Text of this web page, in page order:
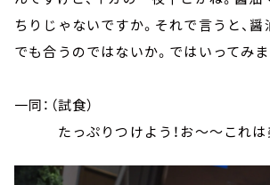
ちりじゃないですか。それで言うと、
でも合うのではないか。ではいってみま
一同：（試食）
たっぷりつけよう！お～～これは